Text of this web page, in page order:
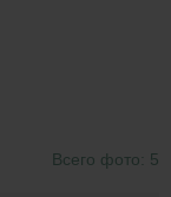
Всего фото: 5